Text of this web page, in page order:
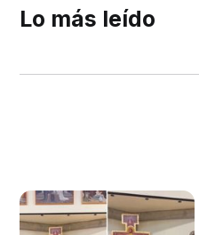
Lo más leído